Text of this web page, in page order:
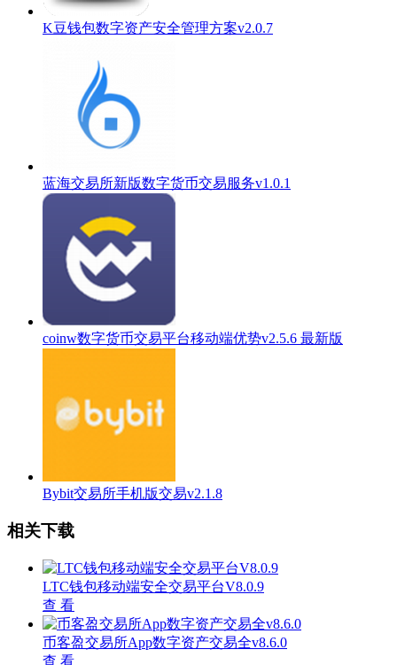
K豆钱包数字资产安全管理方案v2.0.7
蓝海交易所新版数字货币交易服务v1.0.1
coinw数字货币交易平台移动端优势v2.5.6 最新版
Bybit交易所手机版交易v2.1.8
相关下载
LTC钱包移动端安全交易平台V8.0.9
查 看
币客盈交易所App数字资产交易全v8.6.0
查 看